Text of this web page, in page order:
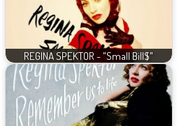
REGINA SPEKTOR - "Small Bill$"